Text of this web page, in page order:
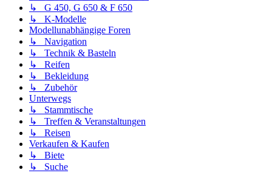
↳ G 450, G 650 & F 650
↳ K-Modelle
Modellunabhängige Foren
↳ Navigation
↳ Technik & Basteln
↳ Reifen
↳ Bekleidung
↳ Zubehör
Unterwegs
↳ Stammtische
↳ Treffen & Veranstaltungen
↳ Reisen
Verkaufen & Kaufen
↳ Biete
↳ Suche